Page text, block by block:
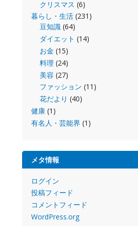
クリスマス (6)
暮らし・生活(231)
豆知識 (64)
ダイエット (14)
お金 (15)
料理 (24)
美容 (27)
ファッション (11)
花だより (40)
健康(1)
有名人・芸能界 (1)
メタ情報
ログイン
投稿フィード
コメントフィード
WordPress.org